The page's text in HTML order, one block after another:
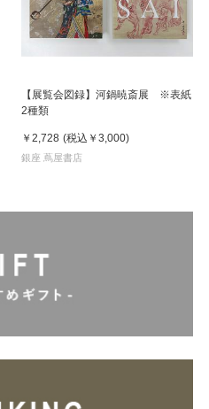
【展覧会図録】河鍋暁斎展 ※表紙
2種類
￥2,728 (税込 ￥3,000)
銀座 蔦屋書店